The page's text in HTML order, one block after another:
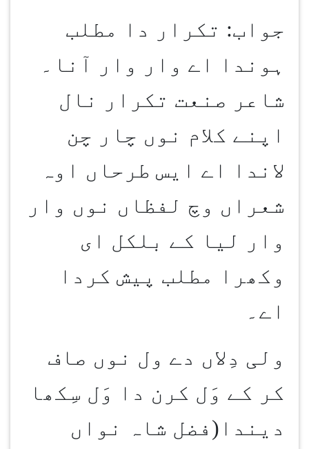
جواب: تکرار دا مطلب
ہوندا اے وار وار آنا۔
شاعر صنعت تکرار نال
اپنے کلام نوں چار چن
لاندا اے ایس طرحاں اوہ
شعراں وچ لفظاں نوں وار
وار لیا کے بلکل ای
وکھرا مطلب پیش کردا
اے۔
ولی دِلاں دے ول نوں صاف
کر کے وَل کرن دا وَل سِکھا
دیندا(فضل شاہ نواں